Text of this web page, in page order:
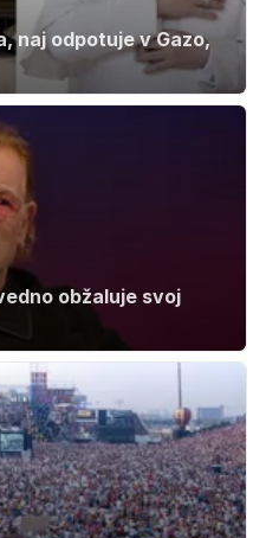
naj odpotuje v Gazo,
obžaluje svoj